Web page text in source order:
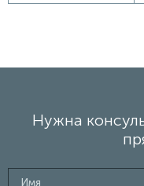
Нужна